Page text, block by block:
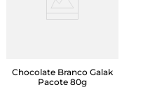
Chocolate Branco Galak
Pacote 80g